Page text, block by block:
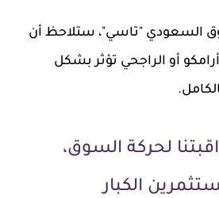
السعودي "تاسي"، ستلاحظ أن
أو الراجحي تؤثر بشكل
لحركة السوق،
الكبار